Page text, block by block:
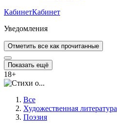
КабинетКабинет
Уведомления
Отметить все как прочитанные
Показать ещё
18+
Все
Художественная литература
Поэзия